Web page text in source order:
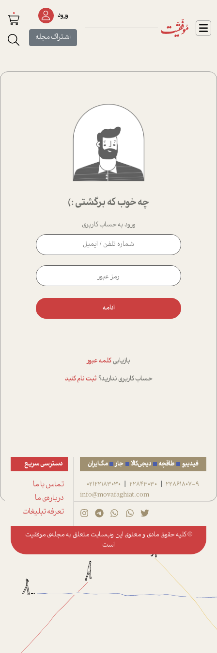
ورود
اشتراک مجله
0
چه خوب که برگشتی :)
ورود به حساب کاربری
ادامه
بازیابی کلمه عبور
حساب کاربری ندارید؟ ثبت نام کنید
فیدیبو طاقچه دیجی‌کالا جار مگ‌ایران
22861807-9
|
22843030
|
02122183030
info@movafaghiat.com
دسترسی سریع
تماس با ما
درباره‌ی ما
تعرفه تبلیغات
© کلیه حقوق مادی و معنوی این وب‌سایت متعلق به مجله‌ی موفقیت
است